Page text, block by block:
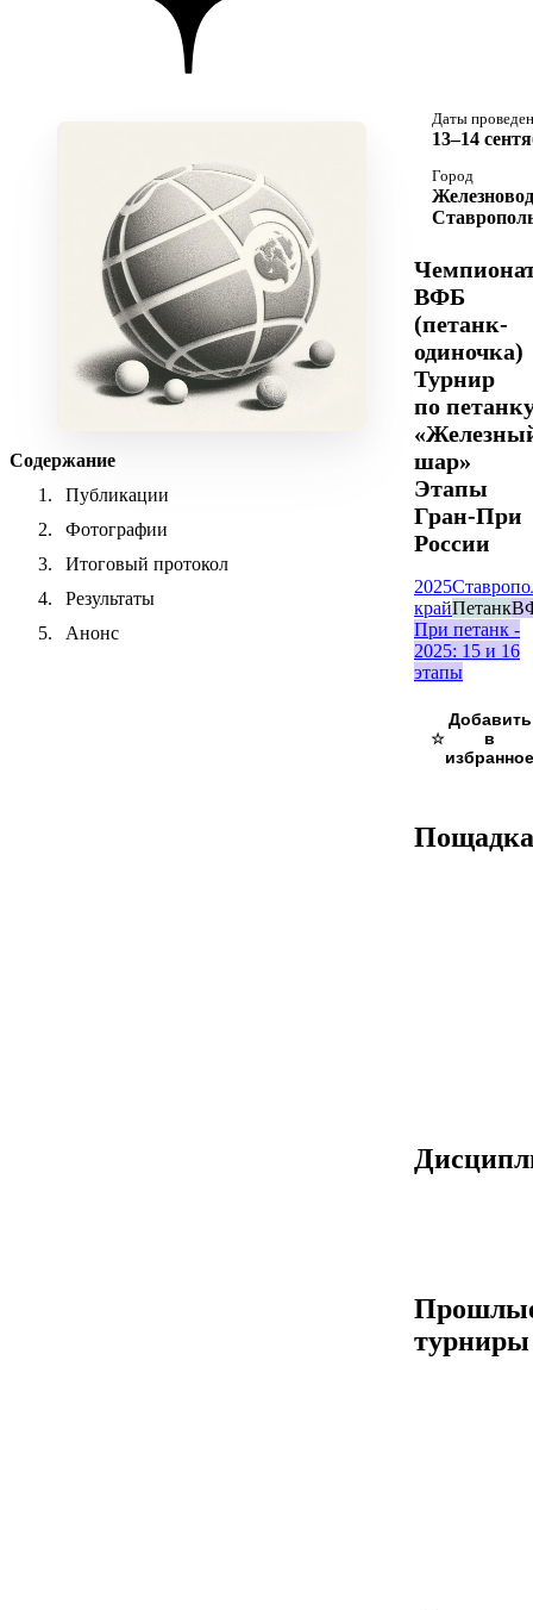
Содержание
Публикации
Фотографии
Итоговый протокол
Результаты
Анонс
Даты
13–14
Город
ВФБ
(петанк-
одиночка)
Турнир
по
шар»
Этапы
Гран-При
России
2025
крайПетанк
При петанк -
2025: 15 и 16
этапы
☆
Пощадка
турниры